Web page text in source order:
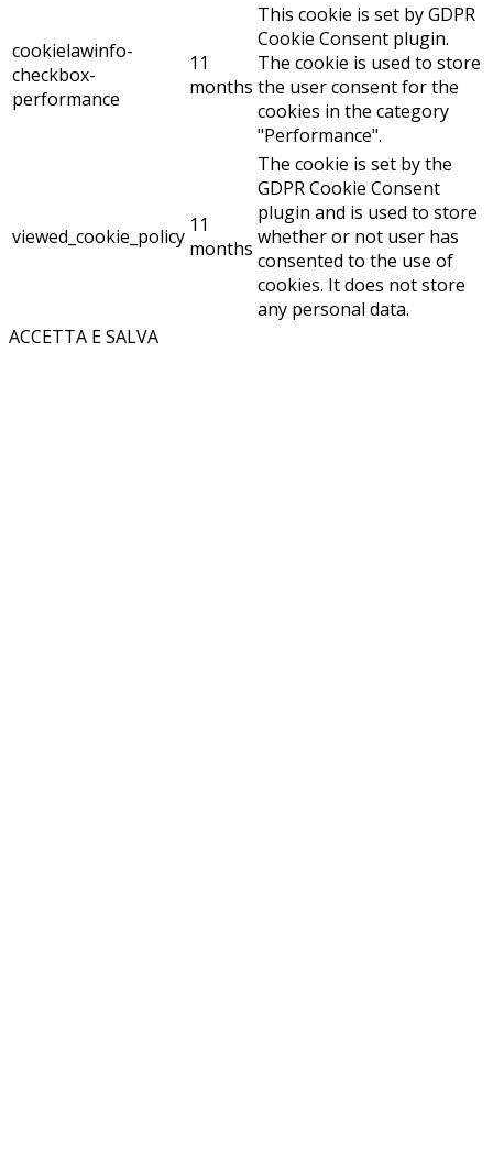
cookielawinfo-
checkbox-
performance
11
months
This cookie is set by GDPR
Cookie Consent plugin.
The cookie is used to store
the user consent for the
cookies in the category
"Performance".
viewed_cookie_policy 11
months
The cookie is set by the
GDPR Cookie Consent
plugin and is used to store
whether or not user has
consented to the use of
cookies. It does not store
any personal data.
ACCETTA E SALVA